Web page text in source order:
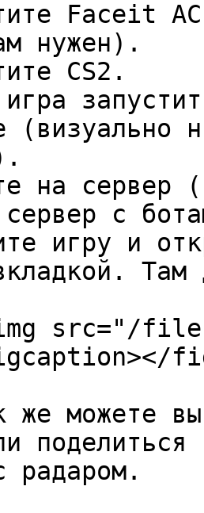
Faceit
нужен).
CS2.
(визуально
на сервер
с
игру и
src="/files/
же можете
радаром.